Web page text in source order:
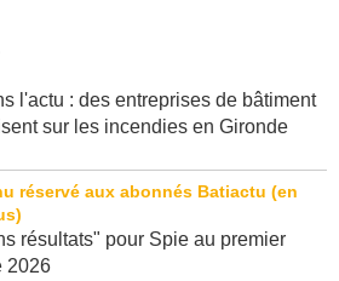
l'actu : des entreprises de bâtiment
résultats" pour Spie au premier